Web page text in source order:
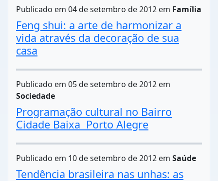
Publicado em 04 de setembro de 2012 em Família
Feng shui: a arte de harmonizar a
vida através da decoração de sua
casa
Publicado em 05 de setembro de 2012 em
Sociedade
Programação cultural no Bairro
Cidade Baixa  Porto Alegre
Publicado em 10 de setembro de 2012 em Saúde
Tendência brasileira nas unhas: as